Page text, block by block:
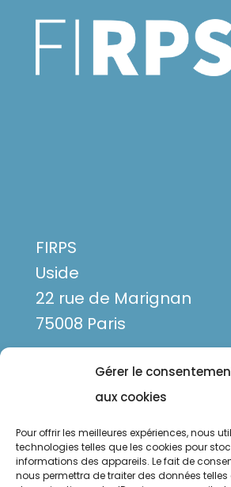
Gérer le
aux cookies
Pour offrir les meilleures expériences, nous
technologies telles que les cookies pour
informations des appareils. Le fait de
nous permettra de traiter des données
FIRPS
Uside
22 rue de Marignan
75008 Paris